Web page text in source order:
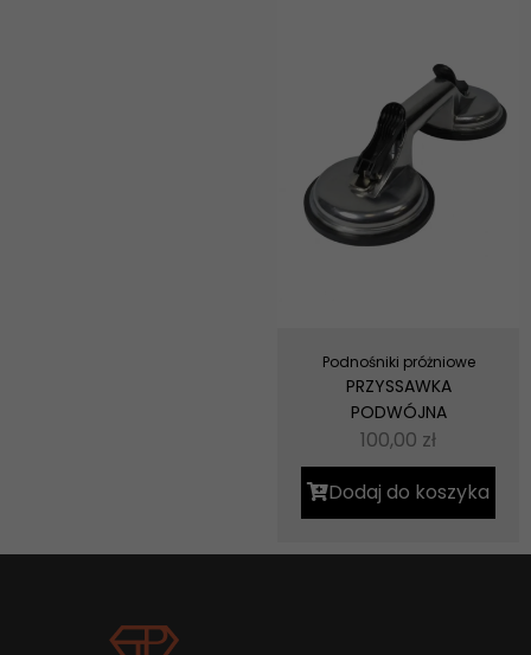
Podnośniki próżniowe
PRZYSSAWKA
PODWÓJNA
100,00 zł
Dodaj do koszyka